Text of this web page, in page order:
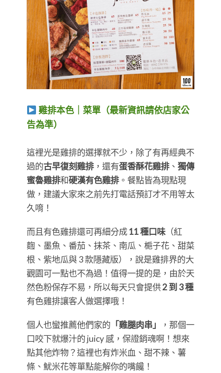
雞排本色｜菜單（最新資訊請依店家公
告為準）
這裡光是雞排的選擇就不少，除了有再經典不
過的古早復刻雞排，還有蛋香酥花雞排、 獨傳
蜜魯雞排和硬漢有色雞排。餐點皆為現點現
做，建議大家來之前先打電話預訂才不用等太
久唷！
而且有色雞排還可再細分成11 種口味（紅
麴、墨魚、番茄、抹茶、南瓜、梔子花、甜菜
根、紫地瓜與 3 款隱藏版），說是雞排界的大
觀園可一點也不為過！值得一提的是，由於天
然色粉保存不易，所以每天只會提供2 到 3 種
有色雞排讓客人做選擇哦！
個人也蠻推薦他們家的 「雞腿肉串」
，那個一
口咬下就爆汁的 juicy 感，保證銷魂啊！想來
點其他炸物？這裡也有炸米血、甜不辣、薯
條、魷米花等單點能解你的嘴饞！